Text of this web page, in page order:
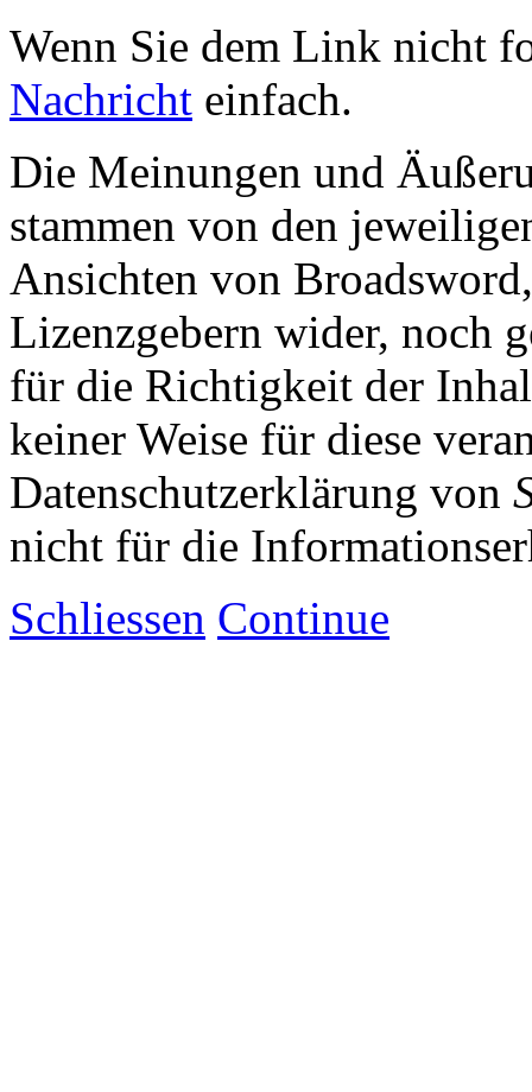
Wenn Sie dem Link nicht
Nachricht einfach.
Die Meinungen und
stammen von den
Ansichten von
Lizenzgebern wider, noch
für die Richtigkeit der
keiner Weise für diese
Datenschutzerklärung von
nicht für die
Schliessen Continue